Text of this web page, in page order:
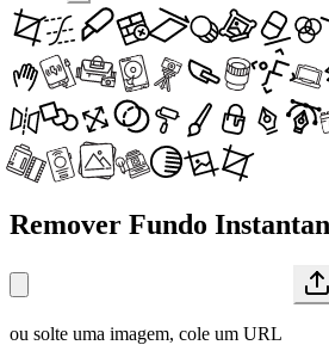
Remover Fundo
ou solte uma imagem, cole um URL